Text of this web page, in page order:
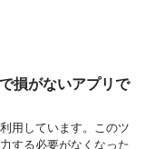
損がないアプリで
用しています。このツ
する必要がなくなった